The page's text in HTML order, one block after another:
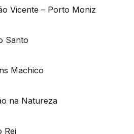
Vicente – Porto Moniz
Santo
Machico
na Natureza
Rei